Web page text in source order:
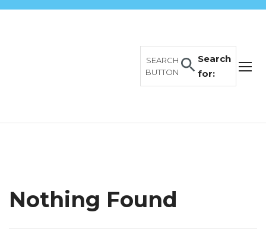
Search
for:
SEARCH
BUTTON
Nothing Found